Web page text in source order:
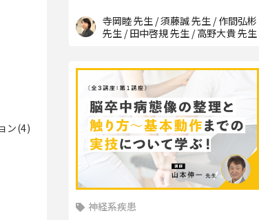
ン(4)
寺岡睦 先生 / 須藤誠 先生 / 作間弘彬
先生 / 田中啓規 先生 / 高野大貴 先生
神経系疾患